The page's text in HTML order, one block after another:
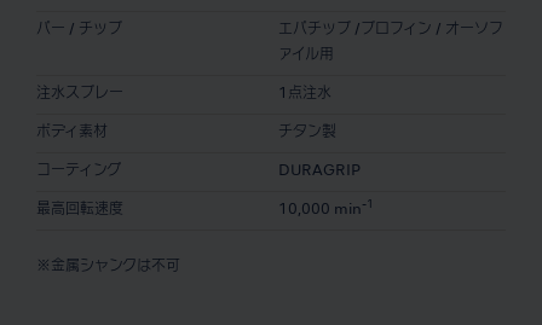
バー / チップ
エバチップ /プロフィン / オーソフ
ァイル用
注水スプレー 1点注水
ボディ素材 チタン製
コーティング DURAGRIP
最高回転速度 10,000 min -1
※金属シャンクは不可